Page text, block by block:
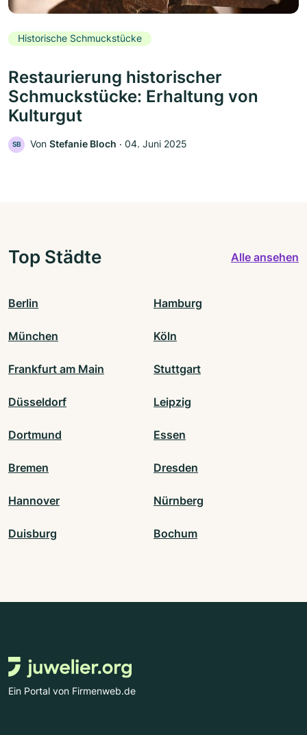
Historische Schmuckstücke
Restaurierung historischer
Schmuckstücke: Erhaltung von
Kulturgut
SB Von Stefanie Bloch ‧ 04. Juni 2025
Top Städte Alle ansehen
Berlin Hamburg
München Köln
Frankfurt am Main Stuttgart
Düsseldorf Leipzig
Dortmund Essen
Bremen Dresden
Hannover Nürnberg
Duisburg Bochum
Ein Portal von Firmenweb.de